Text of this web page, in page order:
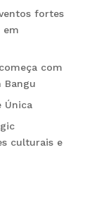
fortes
em
com
Bangu
Única
culturais e